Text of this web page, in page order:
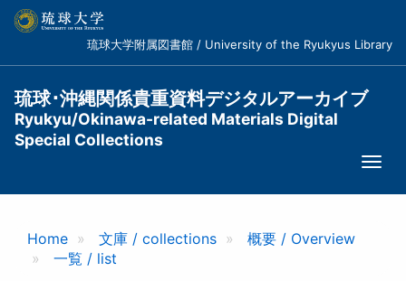
コ
琉球大学附属図書館 / University of the Ryukyus Library
琉球･沖縄関係貴重資料デジタルアーカイブ
Ryukyu/Okinawa-related Materials Digital
Special Collections
Home 文庫 / collections
概要 / Overview
一覧 / list